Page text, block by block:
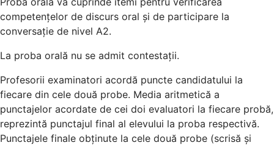
competențelor de discurs oral și de participare la
conversație de nivel A2.
La proba orală nu se admit contestații.
Profesorii examinatori acordă puncte candidatului la
fiecare din cele două probe. Media aritmetică a
punctajelor acordate de cei doi evaluatori la fiecare probă,
reprezintă punctajul final al elevului la proba respectivă.
Punctajele finale obținute la cele două probe (scrisă și